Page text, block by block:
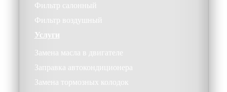
Фильтр салонный
Фильтр воздушный
Услуги
Замена масла в двигателе
Заправка автокондиционера
Замена тормозных колодок